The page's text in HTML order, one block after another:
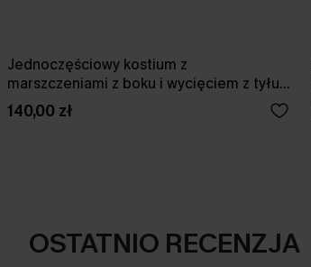
Jednoczęściowy kostium z
marszczeniami z boku i wycięciem z tyłu
w kolorze wiśniowym
140,00 zł
OSTATNIO RECENZJA